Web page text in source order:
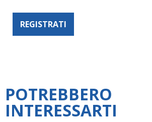
REGISTRATI
POTREBBERO
INTERESSARTI